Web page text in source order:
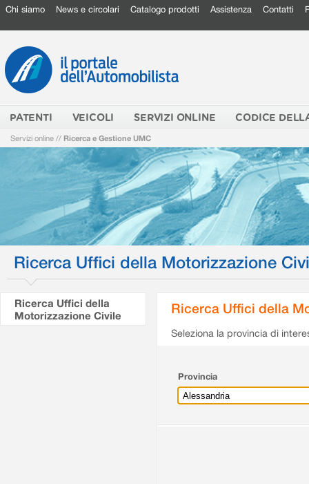
Chi siamo News e circolari Catalogo prodotti Assistenza Contatti
PATENTI VEICOLI SERVIZI ONLINE CODICE
Servizi online // Ricerca e Gestione UMC
Ricerca Uffici della Motorizzazione
Ricerca Uffici della
Motorizzazione Civile
Ricerca Uffici della
Seleziona la provincia di
Provincia